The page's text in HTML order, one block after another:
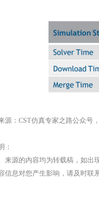
源： CST仿真专家之路公众号，
：
来源的内容均为转载稿，如
信息对您产生影响，请及时联